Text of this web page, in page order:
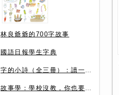
林良爺爺的700字故事
國語日報學生字典
字的小詩（全三冊）：讀一首詩，交一個字朋友（字字小宇宙+字字看心情+字字有意思）
故事學：學校沒教，你也要會的表達力